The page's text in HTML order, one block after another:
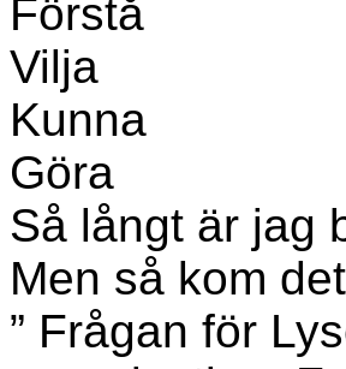
Förstå
Vilja
Kunna
Göra
Så långt är jag
Men så kom
” Frågan för